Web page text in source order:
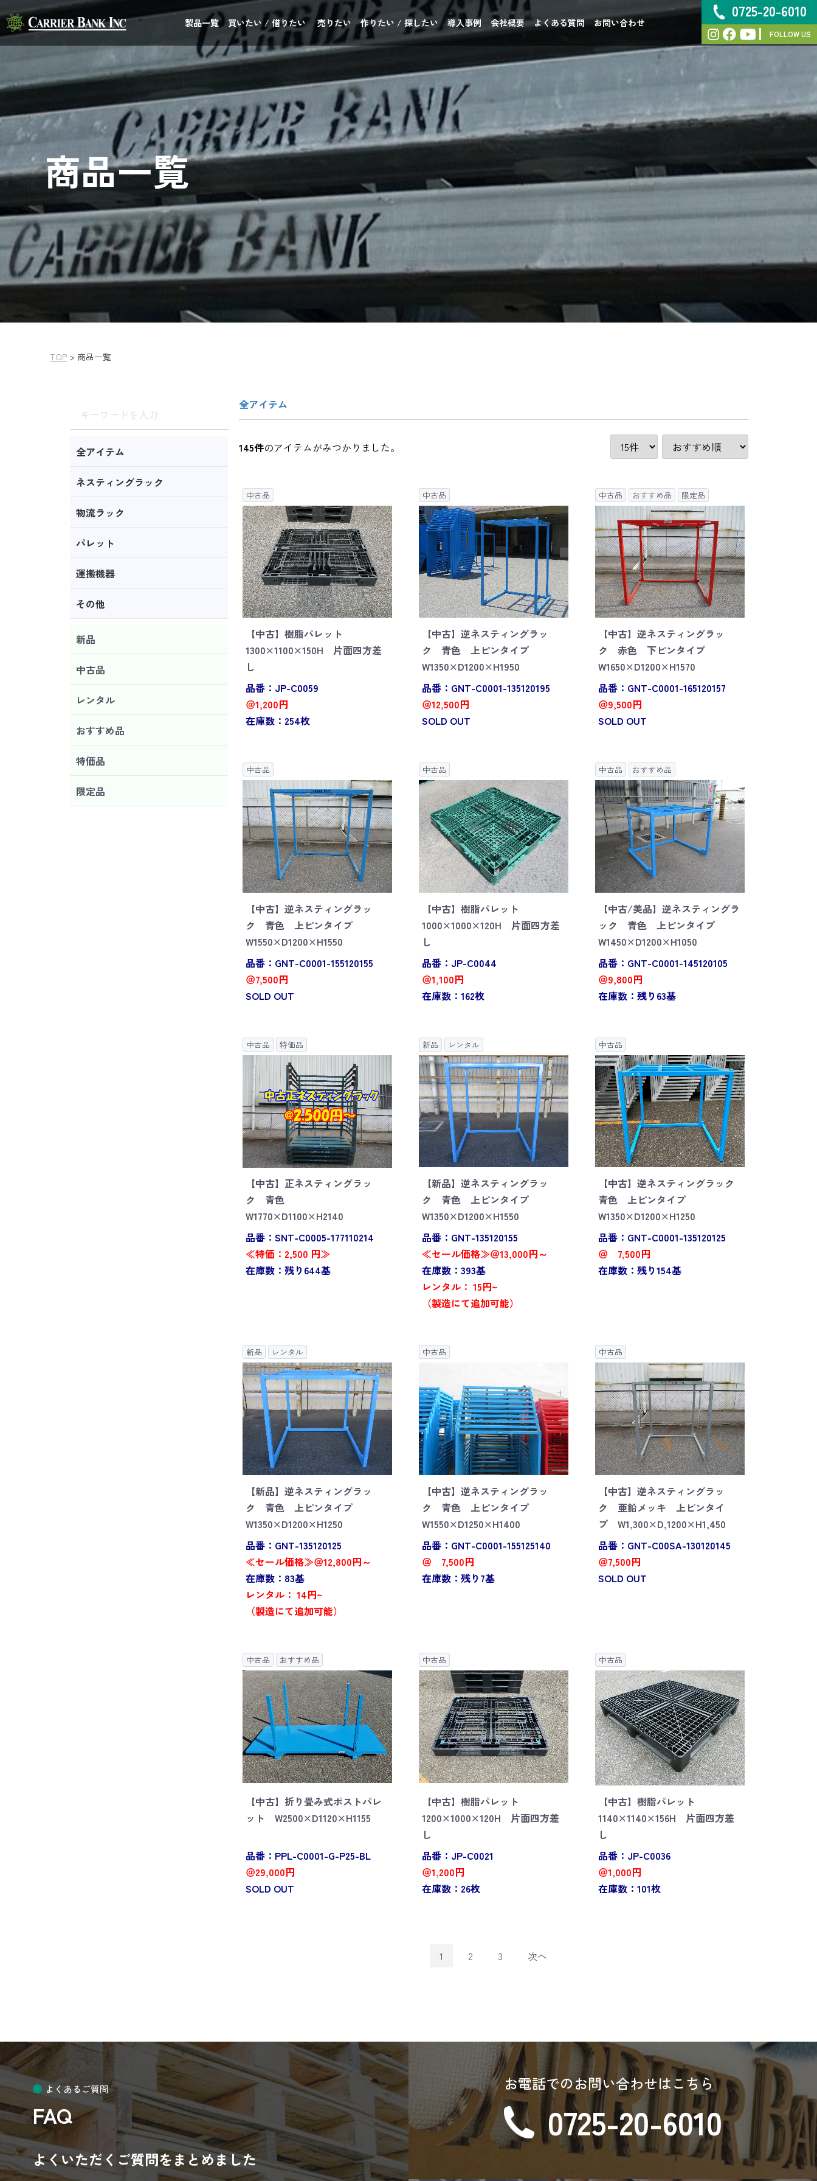
製品一覧 買いたい / 借りたい 売りたい 作りたい / 探したい 導入事例 会社概要 よくある質問 お問い合わせ
0725-20-6010
FOLLOW US
商品一覧
TOP > 商品一覧
全アイテム
ネスティングラック
物流ラック
パレット
運搬機器
その他
新品
中古品
レンタル
おすすめ品
特価品
限定品
全アイテム
145件のアイテムがみつかりました。
中古品
【中古】樹脂パレット
1300×1100×150H 片面四方差
し
品番：JP-C0059
＠1,200円
在庫数：254枚
中古品
【中古】逆ネスティングラッ
ク 青色 上ピンタイプ
W1350×D1200×H1950
品番：GNT-C0001-135120195
＠12,500円
SOLD OUT
中古品 おすすめ品 限定品
【中古】逆ネスティングラッ
ク 赤色 下ピンタイプ
W1650×D1200×H1570
品番：GNT-C0001-165120157
＠9,500円
SOLD OUT
中古品
【中古】逆ネスティングラッ
ク 青色 上ピンタイプ
W1550×D1200×H1550
品番：GNT-C0001-155120155
＠7,500円
SOLD OUT
中古品
【中古】樹脂パレット
1000×1000×120H 片面四方差
し
品番：JP-C0044
＠1,100円
在庫数：162枚
中古品 おすすめ品
【中古/美品】逆ネスティングラ
ック 青色 上ピンタイプ
W1450×D1200×H1050
品番：GNT-C0001-145120105
＠9,800円
在庫数：残り63基
中古品 特価品
【中古】正ネスティングラッ
ク 青色
W1770×D1100×H2140
品番：SNT-C0005-177110214
≪特価：2,500 円≫
在庫数：残り644基
新品 レンタル
【新品】逆ネスティングラッ
ク 青色 上ピンタイプ
W1350×D1200×H1550
品番：GNT-135120155
≪セール価格≫＠13,000円～
在庫数：393基
レンタル： 15円~
（製造にて追加可能）
中古品
【中古】逆ネスティングラック
青色 上ピンタイプ
W1350×D1200×H1250
品番：GNT-C0001-135120125
＠ 7,500円
在庫数：残り154基
新品 レンタル
【新品】逆ネスティングラッ
ク 青色 上ピンタイプ
W1350×D1200×H1250
品番：GNT-135120125
≪セール価格≫＠12,800円～
在庫数：83基
レンタル： 14円~
（製造にて追加可能）
中古品
【中古】逆ネスティングラッ
ク 青色 上ピンタイプ
W1550×D1250×H1400
品番：GNT-C0001-155125140
＠ 7,500円
在庫数：残り7基
中古品
【中古】逆ネスティングラッ
ク 亜鉛メッキ 上ピンタイ
プ W1,300×D,1200×H1,450
品番：GNT-C00SA-130120145
＠7,500円
SOLD OUT
中古品 おすすめ品
【中古】折り畳み式ポストパレ
ット W2500×D1120×H1155
品番：PPL-C0001-G-P25-BL
＠29,000円
SOLD OUT
中古品
【中古】樹脂パレット
1200×1000×120H 片面四方差
し
品番：JP-C0021
＠1,200円
在庫数：26枚
中古品
【中古】樹脂パレット
1140×1140×156H 片面四方差
し
品番：JP-C0036
＠1,000円
在庫数：101枚
1 2 3 次へ
よくあるご質問
FAQ
よくいただくご質問をまとめました
お電話でのお問い合わせはこちら
0725-20-6010